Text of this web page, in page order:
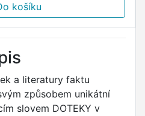
košíku
a literatury faktu
způsobem unikátní
slovem DOTEKY v